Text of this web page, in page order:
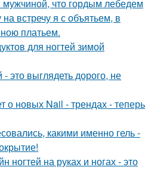
что гордым лебедем
встречу я с объятьем, в
платьем.
для ногтей зимой
это выглядеть дорого, не
о новых Nail - трендах - теперь
какими именно гель -
ногтей на руках и ногах - это